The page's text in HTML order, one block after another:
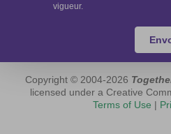
vigueur.
Copyright © 2004-2026
licensed under a Creative
Terms of Use |